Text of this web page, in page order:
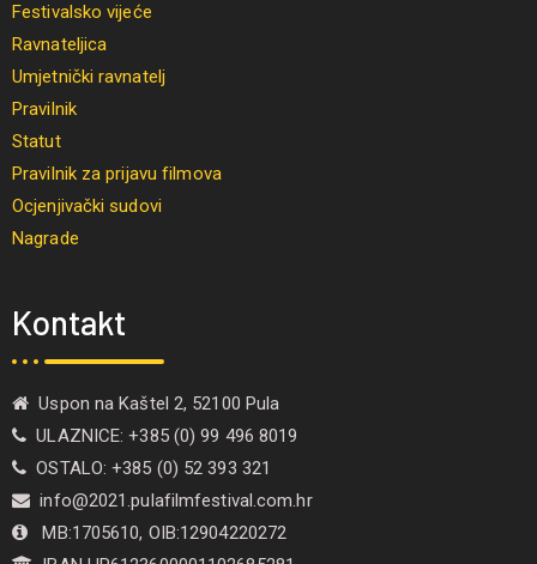
Festivalsko vijeće
Ravnateljica
Umjetnički ravnatelj
Pravilnik
Statut
Pravilnik za prijavu filmova
Ocjenjivački sudovi
Nagrade
Kontakt
Uspon na Kaštel 2, 52100 Pula
ULAZNICE: +385 (0) 99 496 8019
OSTALO: +385 (0) 52 393 321
info@2021.pulafilmfestival.com.hr
MB:1705610, OIB:12904220272